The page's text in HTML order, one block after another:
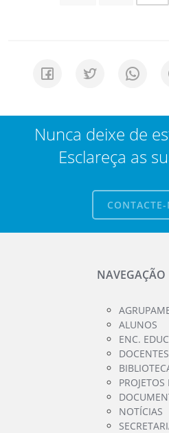
Nunca deixe de
Esclareça as
CONTACTE-
NAVEGAÇÃO
ALUNOS
ENC.
DOCENTES
PROJETOS
NOTÍCIAS